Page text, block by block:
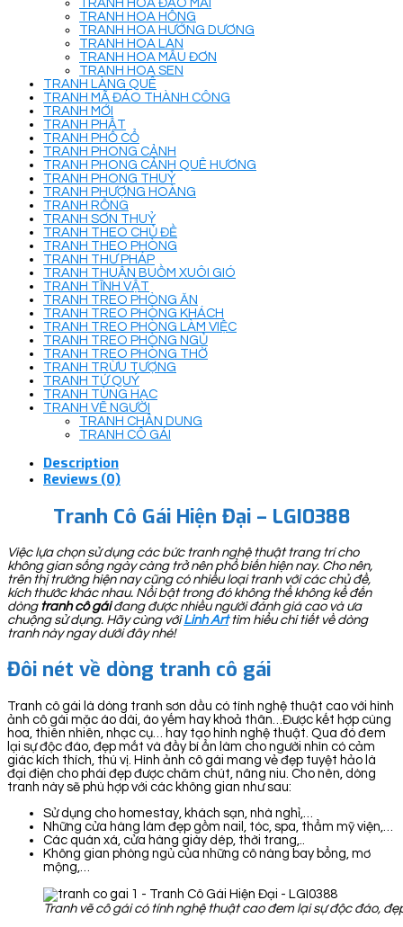
TRANH HOA ĐÀO MAI
TRANH HOA HỒNG
TRANH HOA HƯỚNG DƯƠNG
TRANH HOA LAN
TRANH HOA MẪU ĐƠN
TRANH HOA SEN
TRANH LÀNG QUÊ
TRANH MÃ ĐÁO THÀNH CÔNG
TRANH MỚI
TRANH PHẬT
TRANH PHỐ CỔ
TRANH PHONG CẢNH
TRANH PHONG CẢNH QUÊ HƯƠNG
TRANH PHONG THUỶ
TRANH PHƯỢNG HOÀNG
TRANH RỒNG
TRANH SƠN THUỶ
TRANH THEO CHỦ ĐỀ
TRANH THEO PHÒNG
TRANH THƯ PHÁP
TRANH THUẬN BUỒM XUÔI GIÓ
TRANH TĨNH VẬT
TRANH TREO PHÒNG ĂN
TRANH TREO PHÒNG KHÁCH
TRANH TREO PHÒNG LÀM VIỆC
TRANH TREO PHÒNG NGỦ
TRANH TREO PHÒNG THỜ
TRANH TRỪU TƯỢNG
TRANH TỨ QUÝ
TRANH TÙNG HẠC
TRANH VẼ NGƯỜI
TRANH CHÂN DUNG
TRANH CÔ GÁI
Description
Reviews (0)
Tranh Cô Gái Hiện Đại – LGI0388
Việc lựa chọn sử dụng các bức tranh nghệ thuật trang trí cho
không gian sống ngày càng trở nên phổ biến hiện nay. Cho nên,
trên thị trường hiện nay cũng có nhiều loại tranh với các chủ đề,
kích thước khác nhau. Nổi bật trong đó không thể không kể đến
dòng tranh cô gáiđang được nhiều người đánh giá cao và ưa
chuộng sử dụng. Hãy cùng với Linh Art tìm hiểu chi tiết về dòng
tranh này ngay dưới đây nhé!
Đôi nét về dòng tranh cô gái
Tranh cô gái là dòng tranh sơn dầu có tính nghệ thuật cao với hình
ảnh cô gái mặc áo dài, áo yếm hay khoả thân…Được kết hợp cùng
hoa, thiên nhiên, nhạc cụ… hay tạo hình nghệ thuật. Qua đó đem
lại sự độc đáo, đẹp mắt và đầy bí ẩn làm cho người nhìn có cảm
giác kích thích, thú vị. Hình ảnh cô gái mang vẻ đẹp tuyệt hảo là
đại điện cho phái đẹp được chăm chút, nâng niu. Cho nên, dòng
tranh này sẽ phù hợp với các không gian như sau:
Sử dụng cho homestay, khách sạn, nhà nghỉ,…
Những cửa hàng làm đẹp gồm nail, tóc, spa, thẩm mỹ viện,…
Các quán xá, cửa hàng giày dép, thời trang,..
Không gian phòng ngủ của những cô nàng bay bổng, mơ
mộng,…
Tranh vẽ cô gái có tính nghệ thuật cao đem lại sự độc đáo,